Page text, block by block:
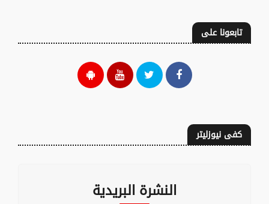
تابعونا على
كفى نيوزليتر
النشرة البريدية